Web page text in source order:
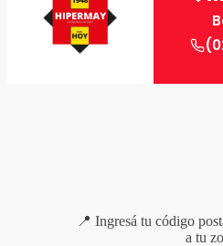
📍 Ingresá tu código
a tu